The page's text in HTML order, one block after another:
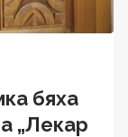
бяха
„Лекар